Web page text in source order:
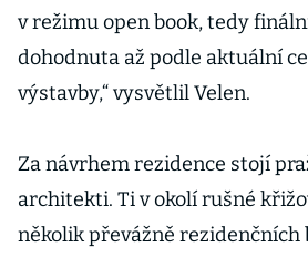
v režimu open book, tedy
dohodnuta až podle aktuální
výstavby,“ vysvětlil Velen.
Za návrhem rezidence stojí
architekti. Ti v okolí rušné
několik převážně rezidenčních